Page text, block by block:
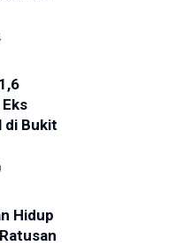
di Bukit
Hidup